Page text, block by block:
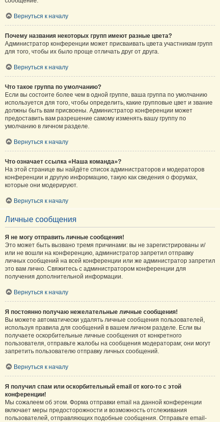
Вернуться к началу
Почему названия некоторых групп имеют разные цвета?
Администратор конференции может присваивать цвета участникам групп
для того, чтобы их было проще отличать друг от друга.
Вернуться к началу
Что такое группа по умолчанию?
Если вы состоите более чем в одной группе, ваша группа по умолчанию
используется для того, чтобы определить, какие групповые цвет и звание
должны быть вам присвоены. Администратор конференции может
предоставить вам разрешение самому изменять вашу группу по
умолчанию в личном разделе.
Вернуться к началу
Что означает ссылка «Наша команда»?
На этой странице вы найдёте список администраторов и модераторов
конференции и другую информацию, такую как сведения о форумах,
которые они модерируют.
Вернуться к началу
Личные сообщения
Я не могу отправить личные сообщения!
Это может быть вызвано тремя причинами: вы не зарегистрированы и/
или не вошли на конференцию, администратор запретил отправку
личных сообщений на всей конференции или же администратор запретил
это вам лично. Свяжитесь с администратором конференции для
получения дополнительной информации.
Вернуться к началу
Я постоянно получаю нежелательные личные сообщения!
Вы можете автоматически удалять личные сообщения пользователей,
используя правила для сообщений в вашем личном разделе. Если вы
получаете оскорбительные личные сообщения от конкретного
пользователя, отправьте жалобы на сообщения модераторам; они могут
запретить пользователю отправку личных сообщений.
Вернуться к началу
Я получил спам или оскорбительный email от кого-то с этой
конференции!
Мы сожалеем об этом. Форма отправки email на данной конференции
включает меры предосторожности и возможность отслеживания
пользователей, отправляющих подобные сообщения. Отправьте email-